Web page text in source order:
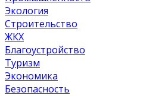
Экология
Строительство
ЖКХ
Благоустройство
Туризм
Экономика
Безопасность